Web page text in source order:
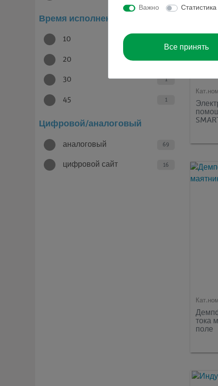
Время исполнения (в минутах)
10
20 34
30 1
45 1
Цифровой/аналоговый
аналоговый 69
цифровой сайт 16
тока
поле
Важно Статистика
Все принять